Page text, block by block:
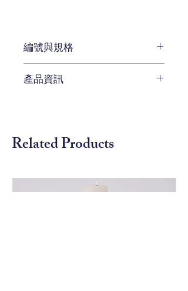
編號與規格
編號 ELK-857-162/S5
產品資訊
Related Products